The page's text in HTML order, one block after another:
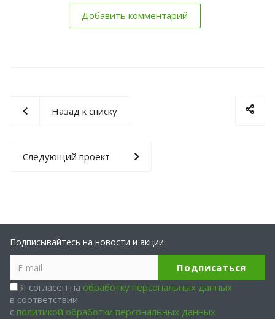
Добавить комментарий
Назад к списку
Следующий проект
Подписывайтесь на новости и акции:
Я согласен на обработку персональных данных
в соответствии
с политикой обработки персональных данных